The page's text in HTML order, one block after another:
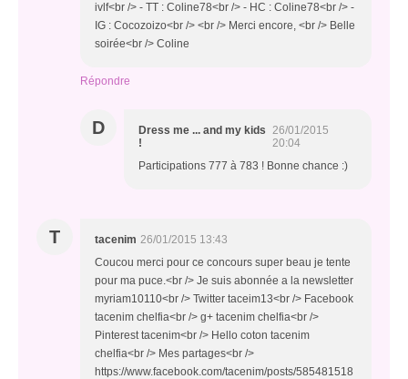
ivlf<br /> - TT : Coline78<br /> - HC : Coline78<br /> -
IG : Cocozoizo<br /> <br /> Merci encore, <br /> Belle
soirée<br /> Coline
Répondre
D
Dress me ... and my kids
!
26/01/2015
20:04
Participations 777 à 783 ! Bonne chance :)
T tacenim 26/01/2015 13:43
Coucou merci pour ce concours super beau je tente
pour ma puce.<br /> Je suis abonnée a la newsletter
myriam10110<br /> Twitter taceim13<br /> Facebook
tacenim chelfia<br /> g+ tacenim chelfia<br />
Pinterest tacenim<br /> Hello coton tacenim
chelfia<br /> Mes partages<br />
https://www.facebook.com/tacenim/posts/585481518